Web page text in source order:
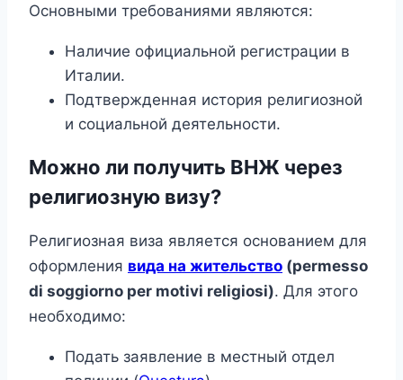
Основными требованиями являются:
Наличие официальной регистрации в
Италии.
Подтвержденная история религиозной
и социальной деятельности.
Можно ли получить ВНЖ через
религиозную визу?
Религиозная виза является основанием для
оформления вида на жительство (permesso
di soggiorno per motivi religiosi). Для этого
необходимо:
Подать заявление в местный отдел